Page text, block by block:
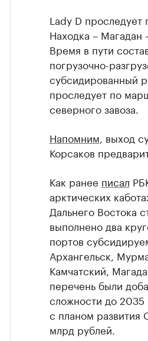
Lady D проследует
Находка – Магадан
Время в пути
погрузочно-
субсидированный
проследует по
северного завоза.
Напомним , выход
Корсаков
Как ранее писал
арктических
Дальнего Востока
выполнено два
портов
Архангельск,
Камчатский,
перечень были
сложности до 2035
с планом развития
млрд рублей.